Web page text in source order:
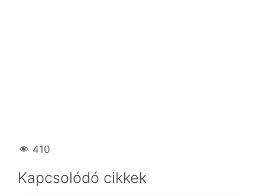
410
Kapcsolódó cikkek